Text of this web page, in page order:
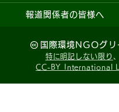
報道関係者の皆様へ
国際環境NGOグ
特に明記しない限り
CC-BY International